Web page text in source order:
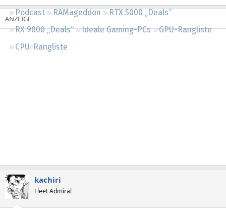
Podcast RAMageddon
RTX 5000 „Deals“
RX 9000 „Deals“
Ideale Gaming-PCs
GPU-Rangliste
CPU-Rangliste
kachiri
Fleet Admiral